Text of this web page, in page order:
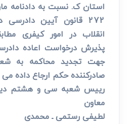
استان ک. نسبت به دادنامه
272 قانون آیین
انقلاب در امور کیفری
پذیرش درخواست اعاده
جهت تجدید محاکمه به
صادرکننده حکم ارجاع داده
رییس شعبه سی و هشتم
معاون
لطیفی رستمی ـ محمدی